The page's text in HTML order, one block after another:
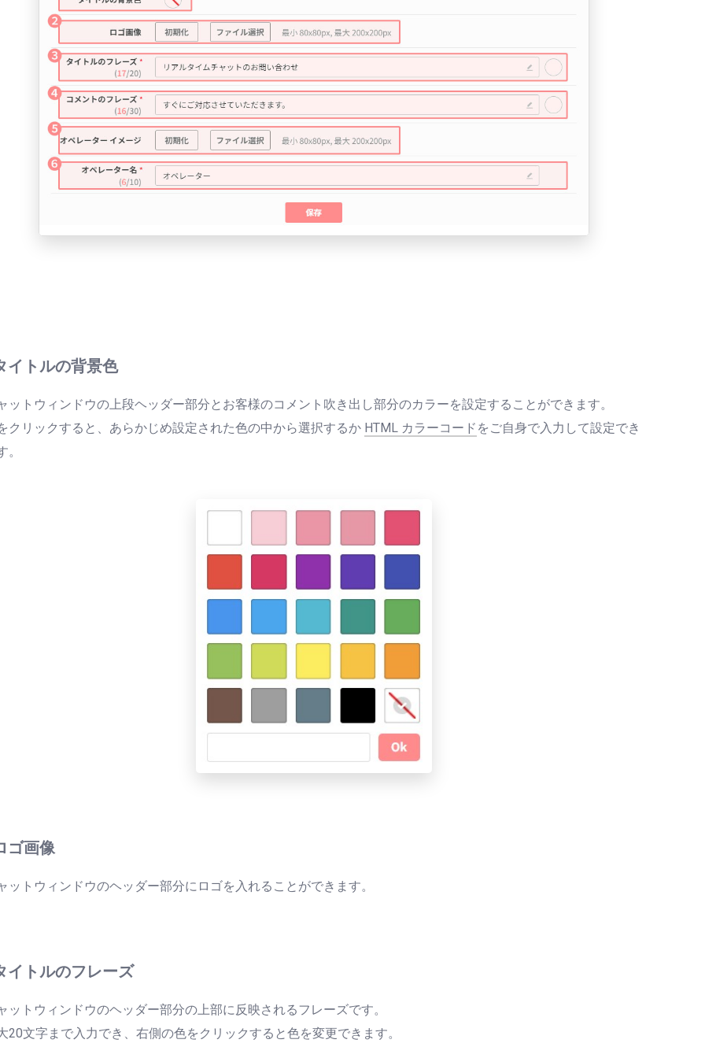
イトルの背景色
ットウィンドウの上段ヘッダー部分とお客様のコメント吹き出し部分のカラーを設定することができます。
クリックすると、あらかじめ設定された色の中から選択するか HTML カラーコード をご自身で入力して設定でき
。
ゴ画像
ットウィンドウのヘッダー部分にロゴを入れることができます。
イトルのフレーズ
ットウィンドウのヘッダー部分の上部に反映されるフレーズです。
20文字まで入力でき、右側の色をクリックすると色を変更できます。